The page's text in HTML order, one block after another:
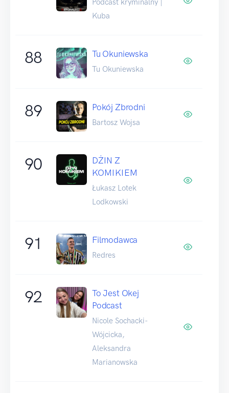
Podcast kryminalny |
Kuba
88 Tu Okuniewska
Tu Okuniewska
89 Pokój Zbrodni
Bartosz Wojsa
90
DŻIN Z
KOMIKIEM
Łukasz Lotek
Lodkowski
91 Filmodawca
Redres
92
To Jest Okej
Podcast
Nicole Sochacki-
Wójcicka,
Aleksandra
Marianowska